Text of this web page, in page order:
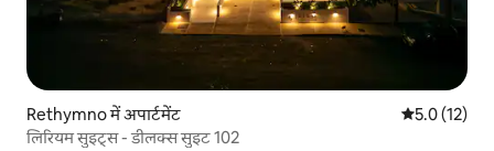
Rethymno में अपार्टमेंट औसत रेटिंग 5
5.0 (12)
लिरियम सुइट्स - डीलक्स सुइट 102